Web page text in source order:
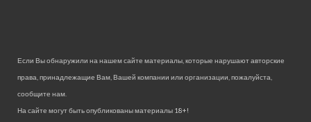
Если Вы обнаружили на нашем сайте материалы, которые нарушают авторские
права, принадлежащие Вам, Вашей компании или организации, пожалуйста,
сообщите нам.
На сайте могут быть опубликованы материалы 18+!